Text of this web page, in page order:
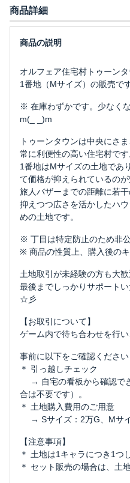
商品詳細
オルフェア住宅村トゥーン
1番地（Mサイズ）の販売です
※ 在庫わずかです。少なく
m(_ _)m
トゥーンタウンは中央にさ
常に利便性の高い住宅村です
1番地はMサイズの土地であ
て価格が抑えられているのが
旅人バザーまでの距離に若
抑えつつ広さを活かしたハ
めの土地です。
※ 丁目は特定防止のため非
※ 商品の性質上、購入後のキ
土地取引が未経験の方も大歓
最後までしっかりサポート
☆彡
【お取引について】
ゲーム内で待ち合わせを行い
事前に以下をご確認ください
＊ 引っ越しチェック
→ 自宅の看板から確認で
合は不要です）。
＊ 土地購入費用のご用意
→ Sサイズ：2万G、Mサ
【注意事項】
＊ 土地は1キャラにつき1つ
＊ セット販売の場合は、土